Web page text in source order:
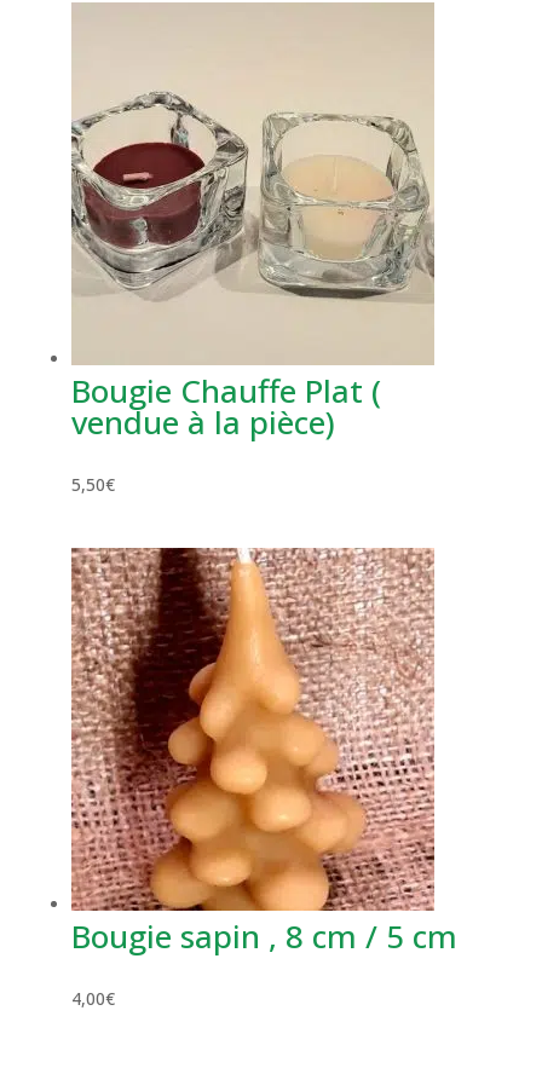
Bougie Chauffe Plat (
vendue à la pièce)
5,50€
Bougie sapin , 8 cm / 5 cm
4,00€